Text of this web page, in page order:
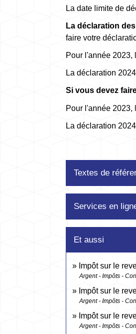
La date limite de
La déclaration
faire votre
Pour l'année 2023,
La déclaration
Si vous devez
Pour l'année 2023,
La déclaration
Textes de
Services en
Et aussi
Impôt sur le
Argent - Impôts -
Impôt sur le
Argent - Impôts -
Impôt sur le
Argent - Impôts -